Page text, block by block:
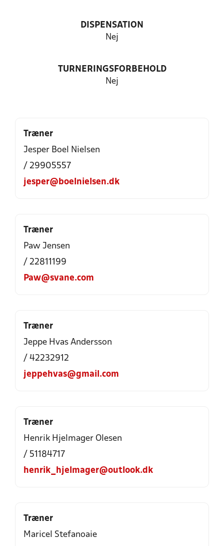
DISPENSATION
Nej
TURNERINGSFORBEHOLD
Nej
Træner
Jesper Boel Nielsen
/ 29905557
jesper@boelnielsen.dk
Træner
Paw Jensen
/ 22811199
Paw@svane.com
Træner
Jeppe Hvas Andersson
/ 42232912
jeppehvas@gmail.com
Træner
Henrik Hjelmager Olesen
/ 51184717
henrik_hjelmager@outlook.dk
Træner
Maricel Stefanoaie